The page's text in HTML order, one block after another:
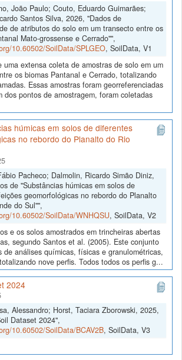
João Paulo; Couto, Eduardo Guimarães;
Santos Silva, 2026, "Dados de
de atributos do solo em um transecto entre os
Mato-grossense e Cerrado"",
10.60502/SoilData/SPLGEO, SoilData, V1
uma extensa coleta de amostras de solo em um
os biomas Pantanal e Cerrado, totalizando
Essas amostras foram georreferenciadas
dos pontos de amostragem, foram coletadas
húmicas em solos de diferentes
no rebordo do Planalto do Rio
Pacheco; Dalmolin, Ricardo Simão Diniz,
de "Substâncias húmicas em solos de
geomorfológicas no rebordo do Planalto
do Sul"",
10.60502/SoilData/WNHQSU, SoilData, V2
e os solos amostrados em trincheiras abertas
segundo Santos et al. (2005). Este conjunto
de análises químicas, físicas e granulométricas,
nove perfis. Todos todos os perfis g...
2024
Alessandro; Horst, Taciara Zborowski, 2025,
Dataset 2024",
10.60502/SoilData/BCAV2B, SoilData, V3